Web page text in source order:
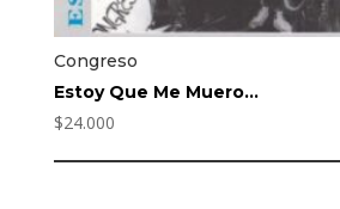
Congreso
Estoy Que Me Muero…
$24.000